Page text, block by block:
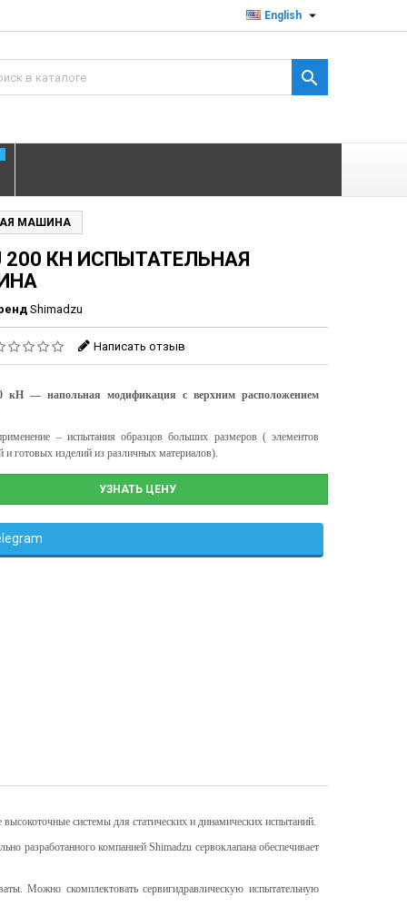
English 

МАШИНА
200 КН ИСПЫТАТЕЛЬНАЯ
Shimadzu
Написать отзыв
кН — напольная модификация с верхним расположением
– испытания образцов больших размеров ( элементов
и готовых изделий из различных материалов).
УЗНАТЬ ЦЕНУ
системы для статических и динамических испытаний.
разработанного компанией Shimadzu сервоклапана обеспечивает
Можно скомплектовать сервигидравлическую испытательную